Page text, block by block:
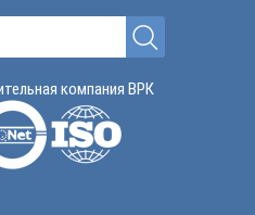
компания ВРК